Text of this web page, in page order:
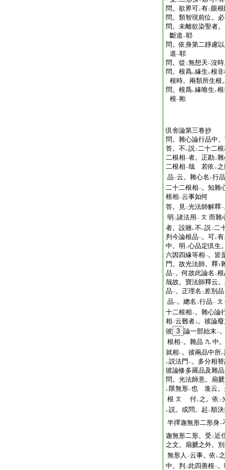
問。欲界可レ有二 眼
問。類智現前位。
問。未離欲染聖者
斷道一耶
問。依身第二靜慮
道一耶
問。從 二無想天一沒
問。根爲レ緣生 レ根
根時。兩類所生根
問。根爲レ緣唯生 レ
根一歟
倶舍論第三卷抄
問。雜心論行品中
答。不 レ説二二十二
二根相一者。正勘二
二根相一哉 若依 レ
品一云。雜心名 二行品
二十二根相一。知雜
根相一云事如何
答。見二光法師解釋一
明 二諸法用 一 文 而雜
者。設雖レ不 レ説二二
判今論根品一。可レ有
中。明 二心品定倶生
六因四緣等相一。皆
門。故光法師。釋下
品一。何故此論名 二
哉故。寶法師釋云
品一。正理名 二差別品
品一。總名 二行品一 文
十二根相一。雜心論
相一云難者 上 。彼論
彼 3 論一部始末一
根相一。雜品 九 中
就相一。彼兩品中所レ
レ説法門 一。多分相
彼論修多羅品及雜品
問。光法師意。扇
レ限無形一也 進云。
根 文 付レ之。依 二
レ説。或問。起 二 順
半擇迦無形二形身一
迦無形二形。受 二近
之文。扇搋之外。
無形人 一云事。依 レ
中。判
二 此四善根一